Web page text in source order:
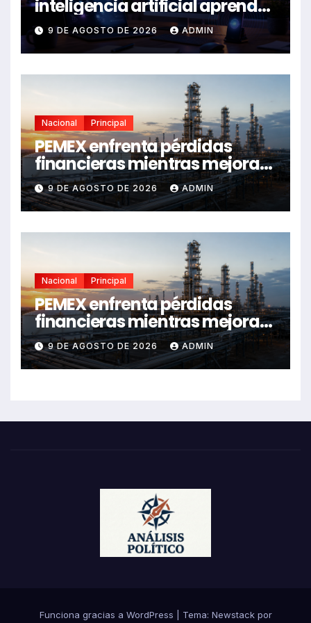
inteligencia artificial aprende
a escuchar y ejecutar
9 DE AGOSTO DE 2026 ADMIN
Nacional Principal
PEMEX enfrenta pérdidas
financieras mientras mejora
su desempeño operativo:
balance 2024-2026
9 DE AGOSTO DE 2026 ADMIN
Nacional Principal
PEMEX enfrenta pérdidas
financieras mientras mejora
su desempeño operativo:
balance 2024-2026
9 DE AGOSTO DE 2026 ADMIN
Funciona gracias a WordPress Tema: Newstackpor